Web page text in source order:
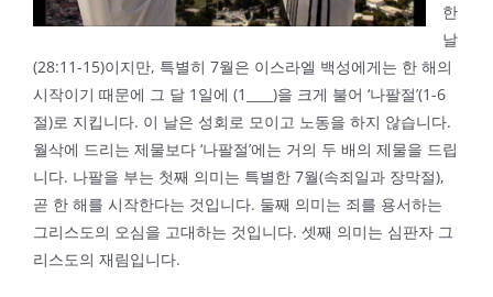
한
날
(28:11-15)이지만, 특별히 7월은 이스라엘 백성에게는 한 해의
시작이기 때문에 그 달 1일에 (1____)을 크게 불어 ‘나팔절’(1-6
절)로 지킵니다. 이 날은 성회로 모이고 노동을 하지 않습니다.
월삭에 드리는 제물보다 ‘나팔절’에는 거의 두 배의 제물을 드립
니다. 나팔을 부는 첫째 의미는 특별한 7월(속죄일과 장막절),
곧 한 해를 시작한다는 것입니다. 둘째 의미는 죄를 용서하는
그리스도의 오심을 고대하는 것입니다. 셋째 의미는 심판자 그
리스도의 재림입니다.